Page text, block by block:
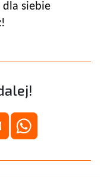
dla siebie
!